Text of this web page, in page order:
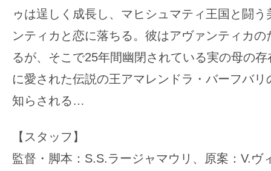
ゥは逞しく成長し、マヒシュマティ王国と闘
ンティカと恋に落ちる。彼はアヴァンティカ
るが、そこで25年間幽閉されている実の母の
に愛された伝説の王アマレンドラ・バーフバ
知らされる…
【スタッフ】
監督・脚本：S.S.ラージャマウリ、原案：V.ヴ